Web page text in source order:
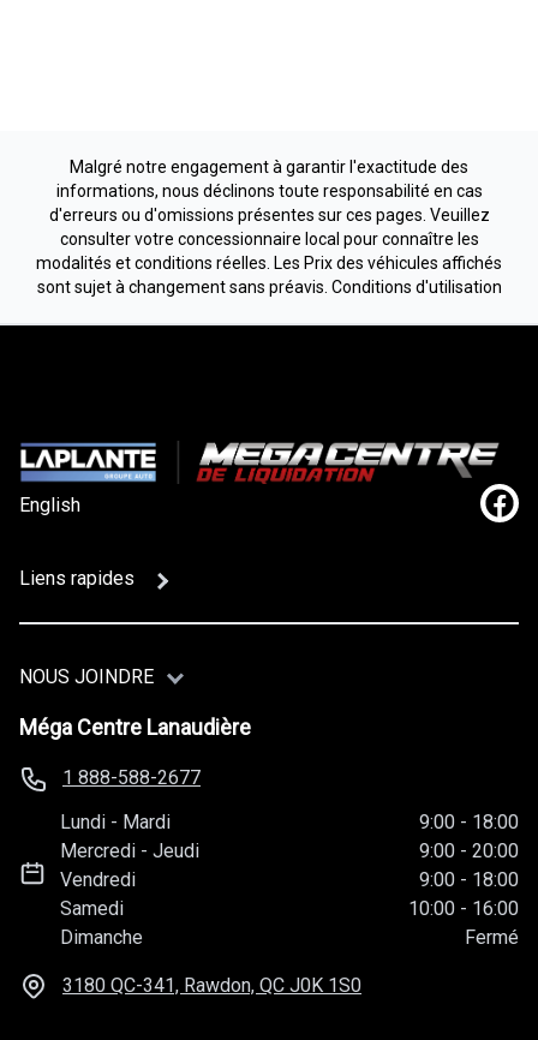
Malgré notre engagement à garantir l'exactitude des
informations, nous déclinons toute responsabilité en cas
d'erreurs ou d'omissions présentes sur ces pages. Veuillez
consulter votre concessionnaire local pour connaître les
modalités et conditions réelles. Les Prix des véhicules affichés
sont sujet à changement sans préavis. Conditions d'utilisation
English
Liens rapides
NOUS JOINDRE
Méga Centre Lanaudière
1 888-588-2677
Lundi - Mardi 9:00 - 18:00
Mercredi -Jeudi 9:00 - 20:00
Vendredi
9:00 - 18:00
Samedi
10:00 - 16:00
Dimanche
Fermé
3180 QC-341, Rawdon, QC J0K 1S0